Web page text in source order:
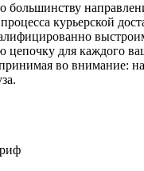
большинству
курьерской
цепочку для каждого
во внимание: